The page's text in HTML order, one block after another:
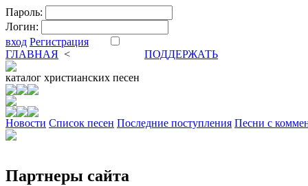
Пароль:
Логин:
вход Регистрация
ГЛАВНАЯ <
ПОДДЕРЖАТЬ
каталог христианских песен
Новости Cписок песен Последние поступления Песни с
Партнеры сайта